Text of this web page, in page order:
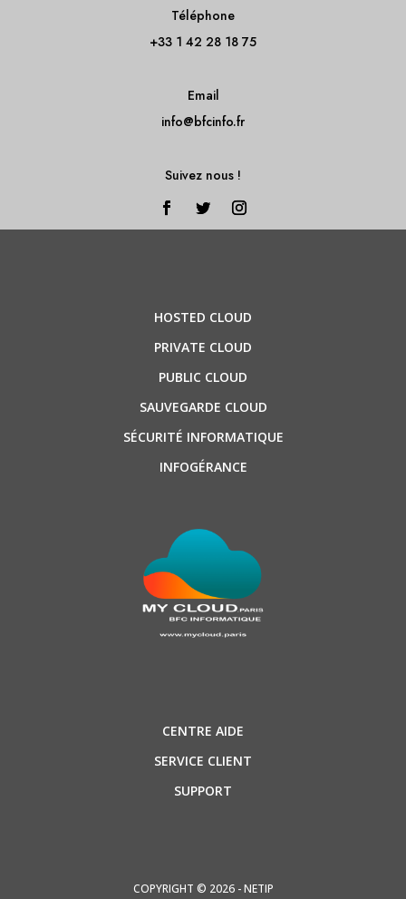
Téléphone
+33 1 42 28 18 75
Email
info@bfcinfo.fr
Suivez nous !
HOSTED CLOUD
PRIVATE CLOUD
PUBLIC CLOUD
SAUVEGARDE CLOUD
SÉCURITÉ INFORMATIQUE
INFOGÉRANCE
CENTRE AIDE
SERVICE CLIENT
SUPPORT
COPYRIGHT © 2026 - NETIP